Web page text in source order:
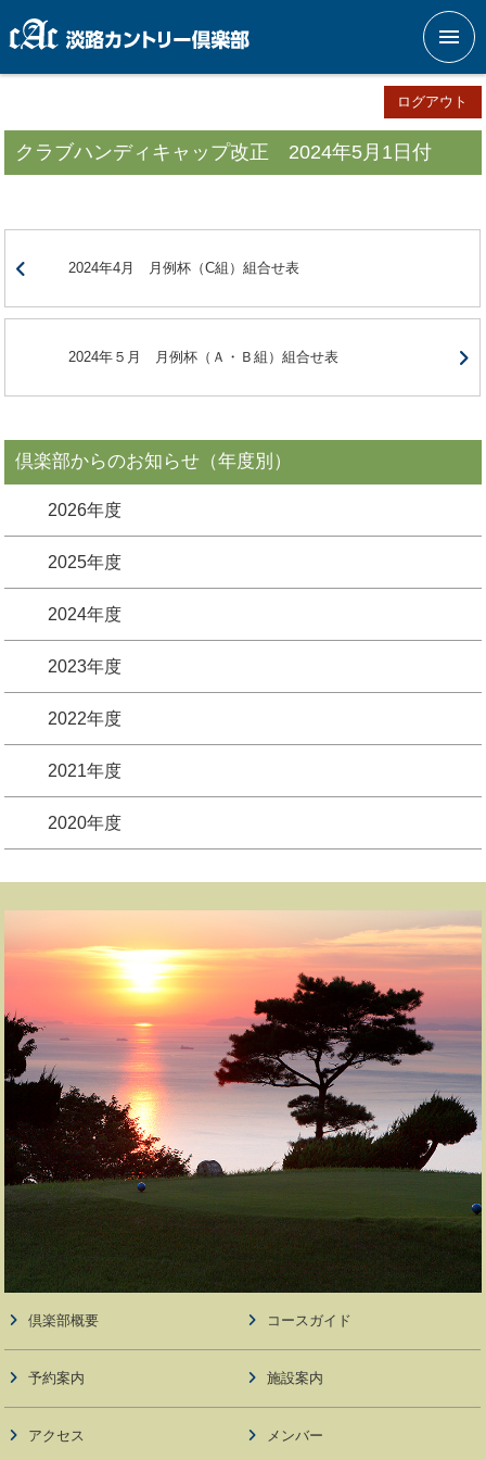
メニ
ログアウト
クラブハンディキャップ改正 2024年5月1日付
2024年4月 月例杯（C組）組合せ表
2024年５月 月例杯（Ａ・Ｂ組）組合せ表
倶楽部からのお知らせ（年度別）
2026年度
2025年度
2024年度
2023年度
2022年度
2021年度
2020年度
倶楽部概要 コースガイド
予約案内 施設案内
アクセス メンバー